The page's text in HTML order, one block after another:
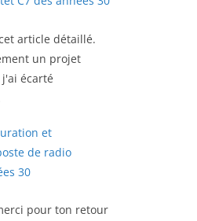
article détaillé.
un projet
écarté
et
de radio
30
pour ton retour